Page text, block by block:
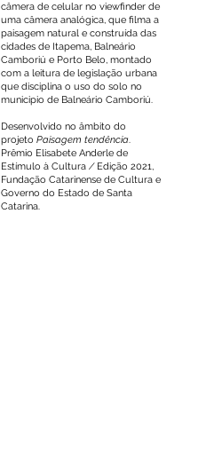
câmera de celular no viewfinder de
uma câmera analógica, que filma a
paisagem natural e construída das
cidades de Itapema, Balneário
Camboriú e Porto Belo, montado
com a leitura de legislação urbana
que disciplina o uso do solo no
municipio de Balneário Camboriú.
Desenvolvido no âmbito do
projeto Paisagem tendência.
Prêmio Elisabete Anderle de
Estímulo à Cultura ∕ Edição 2021,
Fundação Catarinense de Cultura e
Governo do Estado de Santa
Catarina.